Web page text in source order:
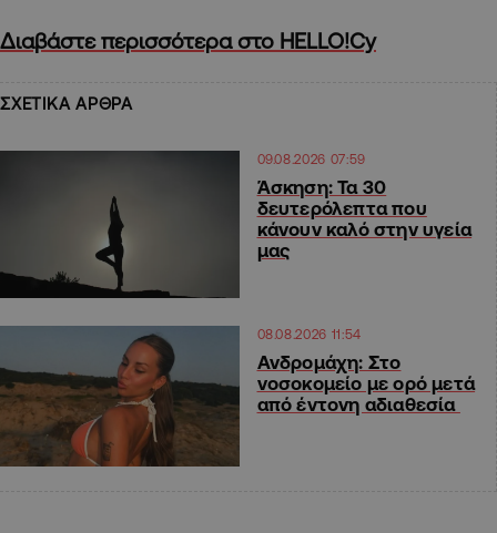
Διαβάστε περισσότερα στο HELLO!Cy
ΣΧΕΤΙΚΑ ΑΡΘΡΑ
09.08.2026 07:59
Άσκηση: Τα 30
δευτερόλεπτα που
κάνουν καλό στην υγεία
μας
08.08.2026 11:54
Ανδρομάχη: Στο
νοσοκομείο με ορό μετά
από έντονη αδιαθεσία